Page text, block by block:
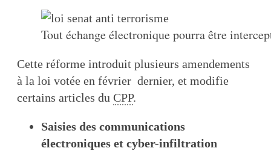
Tout échange électronique pourra être
Cette réforme introduit plusieurs amendements
à la loi votée en février dernier, et modifie
certains articles du CPP.
Saisies des communications
électroniques et cyber-infiltration